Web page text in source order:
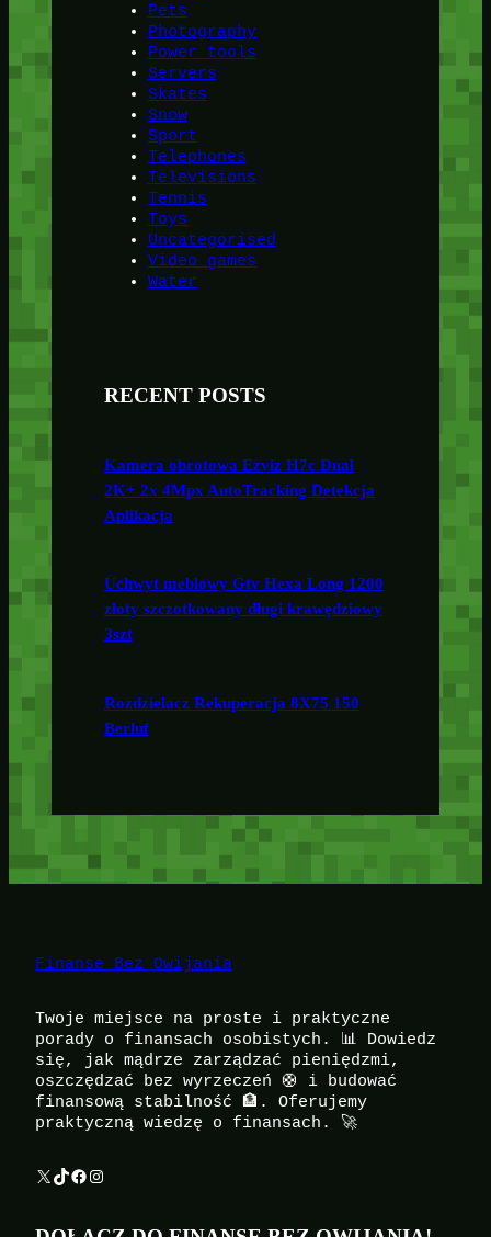
Pets
Photography
Power tools
Servers
Skates
Snow
Sport
Telephones
Televisions
Tennis
Toys
Uncategorised
Video games
Water
RECENT POSTS
Kamera obrotowa Ezviz H7c Dual
2K+ 2x 4Mpx AutoTracking Detekcja
Aplikacja
Uchwyt meblowy Gtv Hexa Long 1200
złoty szczotkowany długi krawędziowy
3szt
Rozdzielacz Rekuperacja 8X75 150
Berluf
Finanse Bez Owijania
Twoje miejsce na proste i praktyczne
porady o finansach osobistych. 📊 Dowiedz
się, jak mądrze zarządzać pieniędzmi,
oszczędzać bez wyrzeczeń 🛟 i budować
finansową stabilność 🏦. Oferujemy
praktyczną wiedzę o finansach. 🚀
X TikTok Facebook Instagram